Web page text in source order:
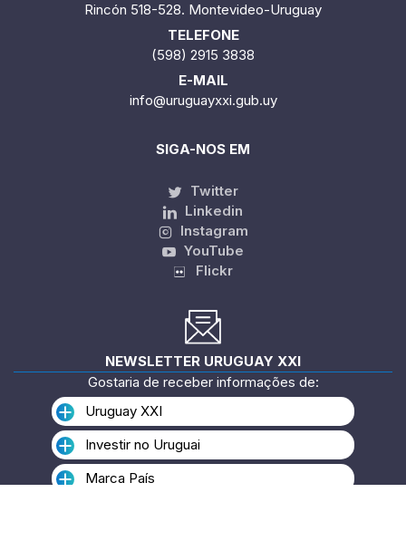
Rincón 518-528. Montevideo-Uruguay
TELEFONE
(598) 2915 3838
E-MAIL
info@uruguayxxi.gub.uy
SIGA-NOS EM
Twitter
Linkedin
Instagram
YouTube
Flickr
NEWSLETTER URUGUAY XXI
Gostaria de receber informações de:
Uruguay XXI
Investir no Uruguai
Marca País